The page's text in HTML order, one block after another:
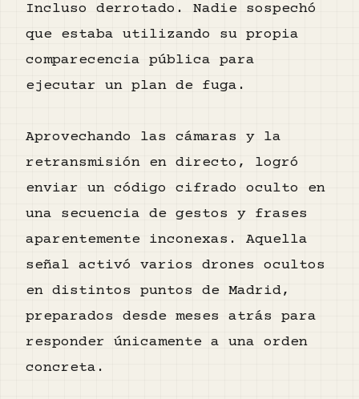
Incluso derrotado. Nadie sospechó
que estaba utilizando su propia
comparecencia pública para
ejecutar un plan de fuga.
Aprovechando las cámaras y la
retransmisión en directo, logró
enviar un código cifrado oculto en
una secuencia de gestos y frases
aparentemente inconexas. Aquella
señal activó varios drones ocultos
en distintos puntos de Madrid,
preparados desde meses atrás para
responder únicamente a una orden
concreta.